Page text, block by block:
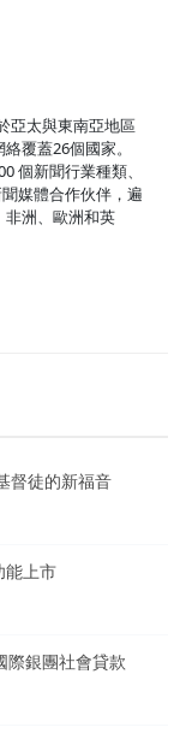
亞太與東南亞地區
覆蓋26個國家。
個新聞行業種類、
媒體合作伙伴，遍
非洲、歐洲和英
督徒的新福音
能上市
際銀團社會貸款